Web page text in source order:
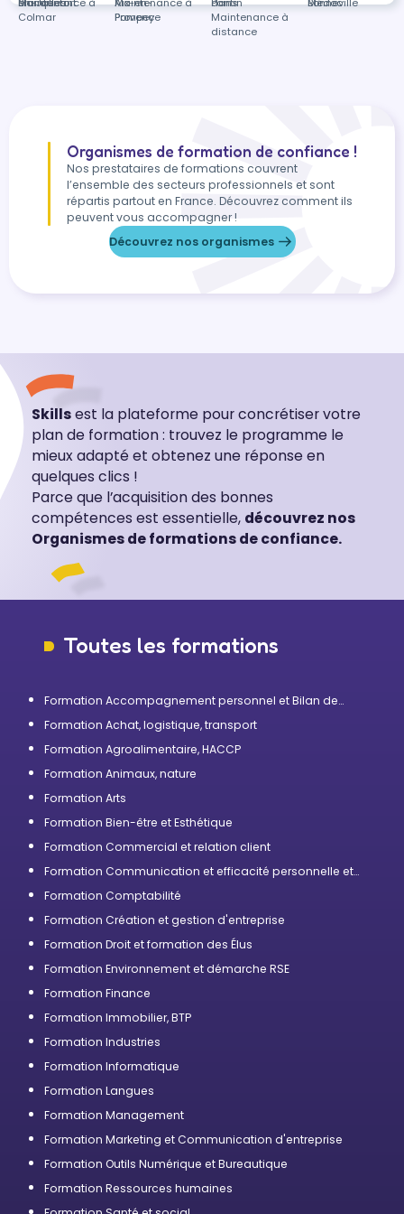
Provence
Colmar
Pompey
Maintenance à
distance
Organismes de formation de confiance !
Nos prestataires de formations couvrent
l’ensemble des secteurs professionnels et sont
répartis partout en France. Découvrez comment ils
peuvent vous accompagner !
Découvrez nos organismes
Skillsest la plateforme pour concrétiser votre
plan de formation : trouvez le programme le
mieux adapté et obtenez une réponse en
quelques clics !
Parce que l’acquisition des bonnes
compétences est essentielle, découvrez nos
Organismes de formations de confiance.
Toutes les formations
Formation Accompagnement personnel et Bilan de
Formation Achat, logistique, transport
Formation Agroalimentaire, HACCP
Formation Animaux, nature
Formation Arts
Formation Bien-être et Esthétique
Formation Commercial et relation client
Formation Communication et efficacité personnelle et
Formation Comptabilité
Formation Création et gestion d'entreprise
Formation Droit et formation des Élus
Formation Environnement et démarche RSE
Formation Finance
Formation Immobilier, BTP
Formation Industries
Formation Informatique
Formation Langues
Formation Management
Formation Marketing et Communication d'entreprise
Formation Outils Numérique et Bureautique
Formation Ressources humaines